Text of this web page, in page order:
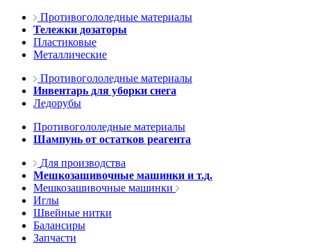
Противогололедные материалы
Тележки дозаторы
Пластиковые
Металлические
Противогололедные материалы
Инвентарь для уборки снега
Ледорубы
Противогололедные материалы
Шампунь от остатков реагента
Для производства
Мешкозашивочные машинки и т.д.
Мешкозашивочные машинки
Иглы
Швейные нитки
Балансиры
Запчасти